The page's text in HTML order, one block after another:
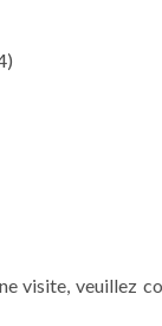
visite, veuillez